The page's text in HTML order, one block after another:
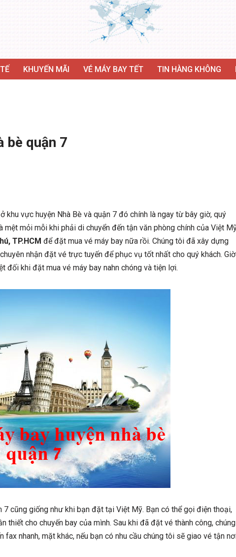
KHUYẾN MÃI VÉ MÁY BAY TẾT TIN HÀNG KHÔNG
bè quận 7
khu vực huyện Nhà Bè và quận 7 đó chính là ngay từ bây giờ, quý
mỏi mỗi khi phải di chuyển đến tận văn phòng chính của Việt
TP.HCM để đặt mua vé máy bay nữa rồi. Chúng tôi đã xây dựng
nhận đặt vé trực tuyến để phục vụ tốt nhất cho quý khách. Giờ
đối khi đặt mua vé máy bay nahn chóng và tiện lợi.
7 cũng giống như khi bạn đặt tại Việt Mỹ. Bạn có thể gọi điện thoại,
thiết cho chuyến bay của mình. Sau khi đã đặt vé thành công, chúng
nhanh, mặt khác, nếu bạn có nhu cầu chúng tôi sẽ giao vé tận